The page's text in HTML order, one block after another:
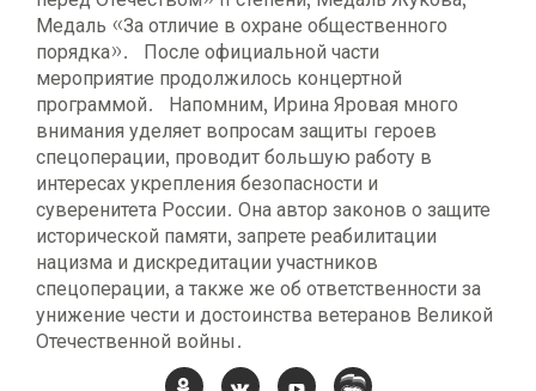
Медаль «За отличие в охране общественного
порядка». После официальной части
мероприятие продолжилось концертной
программой. Напомним, Ирина Яровая много
внимания уделяет вопросам защиты героев
спецоперации, проводит большую работу в
интересах укрепления безопасности и
суверенитета России. Она автор законов о защите
исторической памяти, запрете реабилитации
нацизма и дискредитации участников
спецоперации, а также же об ответственности за
унижение чести и достоинства ветеранов Великой
Отечественной войны.